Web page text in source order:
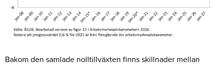
Bakom den samlade nolltillväxten finns skillnader mellan